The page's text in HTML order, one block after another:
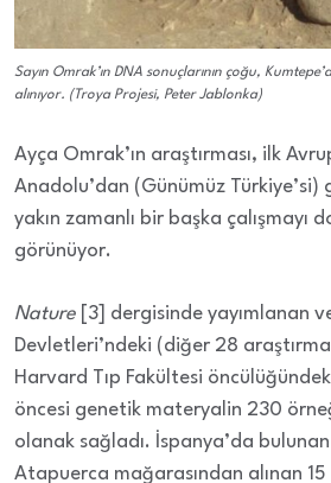
Sayın Omrak’ın DNA sonuçlarının çoğu,
alınıyor. (Troya Projesi, Peter Jablonka)
Ayça Omrak’ın araştırması, ilk
Anadolu’dan (Günümüz Türkiye’si)
yakın zamanlı bir başka çalışmayı
görünüyor.
Nature [3] dergisinde yayımlanan
Devletleri’ndeki (diğer 28
Harvard Tıp Fakültesi
öncesi genetik materyalin 230
olanak sağladı. İspanya’da
Atapuerca mağarasından alınan